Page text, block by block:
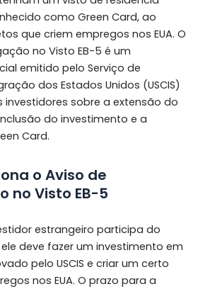
como Green Card, ao
que criem empregos nos EUA. O
no Visto EB-5 é um
emitido pelo Serviço de
dos Estados Unidos (USCIS)
investidores sobre a extensão do
do investimento e a
Card.
o Aviso de
no Visto EB-5
estrangeiro participa do
deve fazer um investimento em
pelo USCIS e criar um certo
nos EUA. O prazo para a